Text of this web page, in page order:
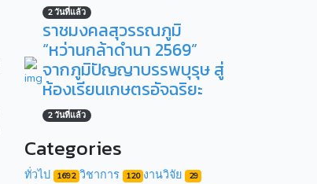
2 วันที่แล้ว
ราชมงคลสุวรรณภูมิ
“หว่านกล้าดำนา 2569”
จากภูมิปัญญาบรรพบุรุษ สู่
ห้องเรียนเกษตรอัจฉริยะ
2 วันที่แล้ว
Categories
ทั่วไป 1692 วิชาการ 120 งานวิจัย 29